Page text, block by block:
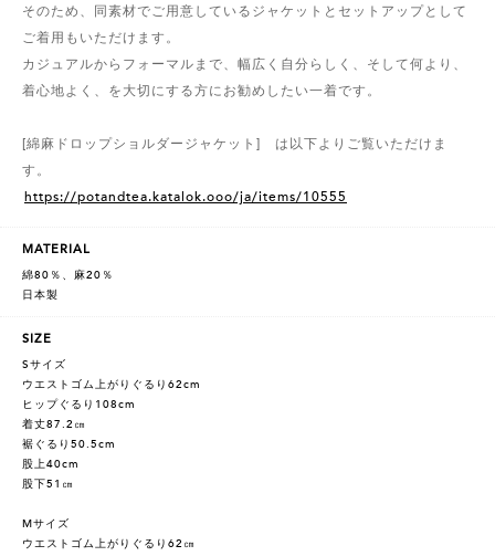
そのため、同素材でご用意しているジャケットとセットアップとして
ご着用もいただけます。
カジュアルからフォーマルまで、幅広く自分らしく、そして何より、
着心地よく、を大切にする方にお勧めしたい一着です。
[綿麻ドロップショルダージャケット] は以下よりご覧いただけま
す。
https://potandtea.katalok.ooo/ja/items/10555
MATERIAL
綿80％、麻20％
日本製
SIZE
Sサイズ
ウエストゴム上がりぐるり62cm
ヒップぐるり108cm
着丈87.2㎝
裾ぐるり50.5cm
股上40cm
股下51㎝
Mサイズ
ウエストゴム上がりぐるり62㎝